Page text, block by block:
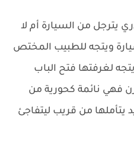
يترجل من السيارة أم لا
ويتجه للطبيب المختص
لغرفتها فتح الباب
فهي نائمة كحورية من
يتأملها من قريب ليتفاجئ